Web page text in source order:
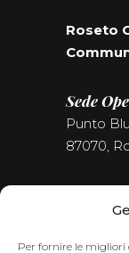
Per fornire le migliori
Roseto
Sede
Punto
87070,